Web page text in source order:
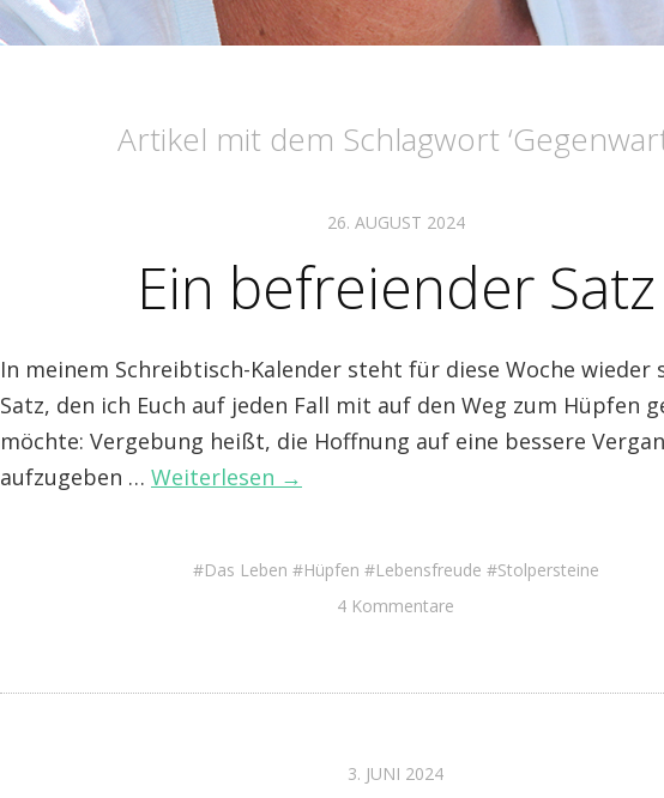
Artikel mit dem Schlagwort ‘
26. AUGUST 2024
Ein befreiender Satz
In meinem Schreibtisch-Kalender steht für diese Woche wieder
Satz, den ich Euch auf jeden Fall mit auf den Weg zum Hüpfen
möchte: Vergebung heißt, die Hoffnung auf eine bessere
aufzugeben … Weiterlesen →
Das Leben Hüpfen Lebensfreude
Stolpersteine
4 Kommentare
3. JUNI 2024